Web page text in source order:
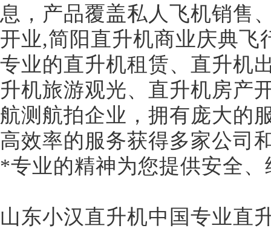
息，产品覆盖私人飞机销售
开业,简阳直升机商业庆典飞
专业的直升机租赁、直升机
升机旅游观光、直升机房产
航测航拍企业，拥有庞大的
高效率的服务获得多家公司
*专业的精神为您提供安全
山东小汉直升机中国专业直